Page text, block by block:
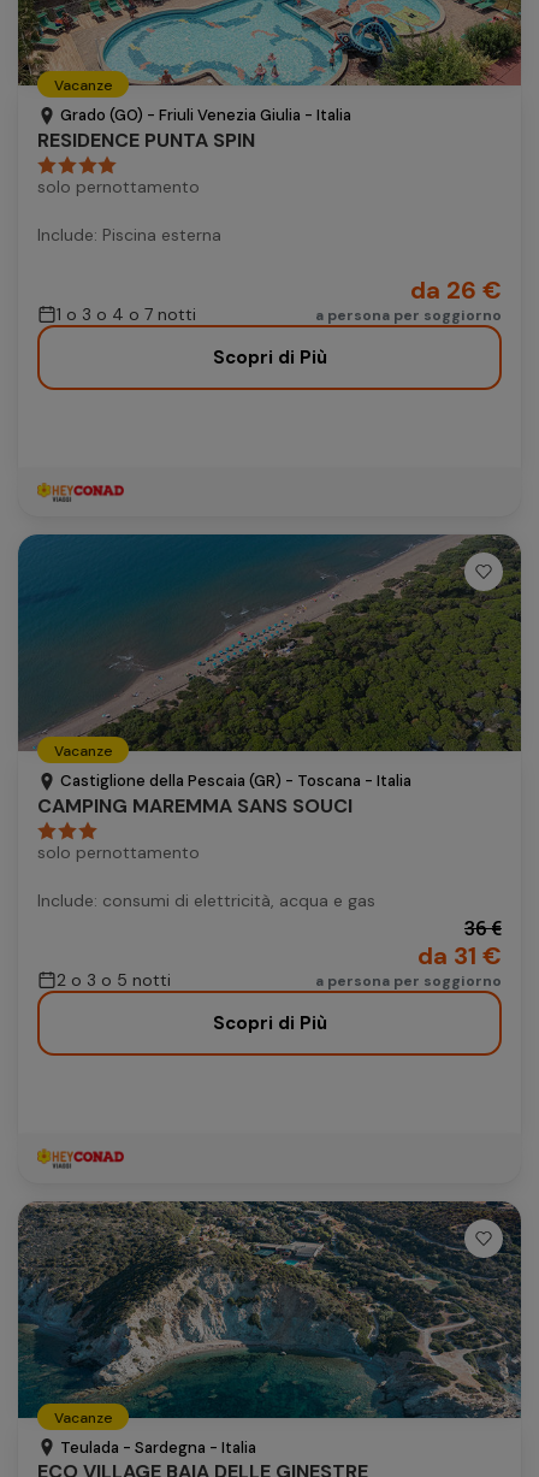
Vacanze
Grado (GO) - Friuli Venezia Giulia - Italia
RESIDENCE PUNTA SPIN
solo pernottamento
Include: Piscina esterna
1 o 3 o 4 o 7 notti
da 26 €
a persona per soggiorno
Scopri di Più
Vacanze
Castiglione della Pescaia (GR) - Toscana - Italia
CAMPING MAREMMA SANS SOUCI
solo pernottamento
Include: consumi di elettricità, acqua e gas
2 o 3 o 5 notti
36 €
da 31 €
a persona per soggiorno
Scopri di Più
Vacanze
Teulada - Sardegna - Italia